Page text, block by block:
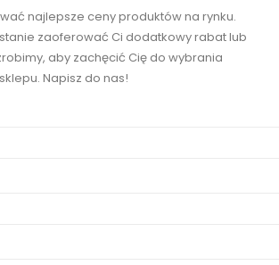
najlepsze ceny produktów na rynku.
zaoferować Ci dodatkowy rabat lub
aby zachęcić Cię do wybrania
Napisz do nas!